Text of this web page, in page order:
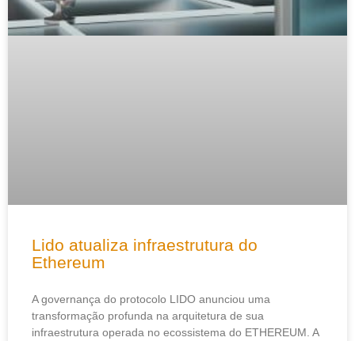
Lido atualiza infraestrutura do
Ethereum
A governança do protocolo LIDO anunciou uma
transformação profunda na arquitetura de sua
infraestrutura operada no ecossistema do ETHEREUM. A